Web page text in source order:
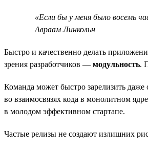
«Если бы у меня было восемь
Авраам Линкольн
Быстро и качественно делать
зрения разработчиков — модульность.
Команда может быстро зарелизить
во взаимосвязях кода в монолитном
в молодом эффективном стартапе.
Частые релизы не создают излишних